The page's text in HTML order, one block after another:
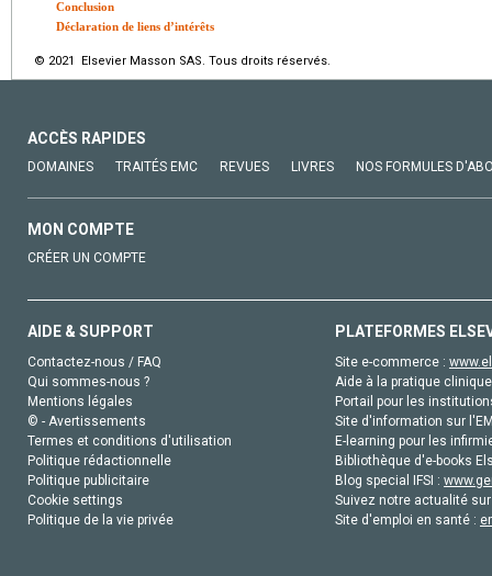
Conclusion
Déclaration de liens d’intérêts
© 2021 Elsevier Masson SAS. Tous droits réservés.
ACCÈS RAPIDES
DOMAINES TRAITÉS EMC REVUES LIVRES NOS FORMULES
MON COMPTE
CRÉER UN COMPTE
AIDE & SUPPORT
Contactez-nous / FAQ
Qui sommes-nous ?
Mentions légales
© - Avertissements
Termes et conditions d'utilisation
Politique rédactionnelle
Politique publicitaire
Cookie settings
Politique de la vie privée
PLATEFORMES
Site e-commerce :
Aide à la pratique
Portail pour les
Site d'information sur
E-learning pour les
Bibliothèque d'e-books
Blog special IFSI :
Suivez notre actualité
Site d'emploi en santé :